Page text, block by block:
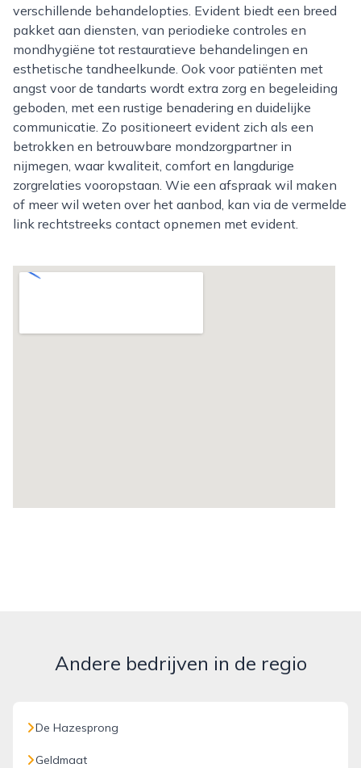
verschillende behandelopties. Evident biedt een breed
pakket aan diensten, van periodieke controles en
mondhygiëne tot restauratieve behandelingen en
esthetische tandheelkunde. Ook voor patiënten met
angst voor de tandarts wordt extra zorg en begeleiding
geboden, met een rustige benadering en duidelijke
communicatie. Zo positioneert evident zich als een
betrokken en betrouwbare mondzorgpartner in
nijmegen, waar kwaliteit, comfort en langdurige
zorgrelaties vooropstaan. Wie een afspraak wil maken
of meer wil weten over het aanbod, kan via de vermelde
link rechtstreeks contact opnemen met evident.
Andere bedrijven in de regio
De Hazesprong
Geldmaat